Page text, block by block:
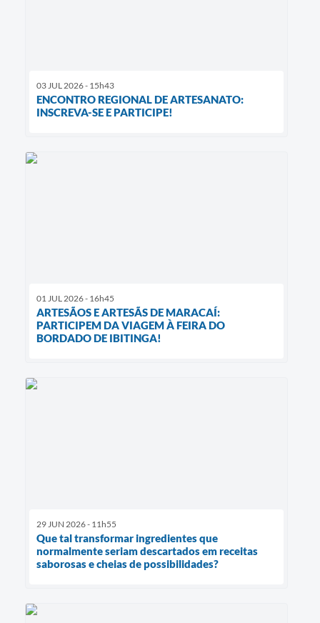
03 JUL 2026 - 15h43
ENCONTRO REGIONAL DE ARTESANATO:
INSCREVA-SE E PARTICIPE!
01 JUL 2026 - 16h45
ARTESÃOS E ARTESÃS DE MARACAÍ:
PARTICIPEM DA VIAGEM À FEIRA DO
BORDADO DE IBITINGA!
29 JUN 2026 - 11h55
Que tal transformar ingredientes que
normalmente seriam descartados em receitas
saborosas e cheias de possibilidades?